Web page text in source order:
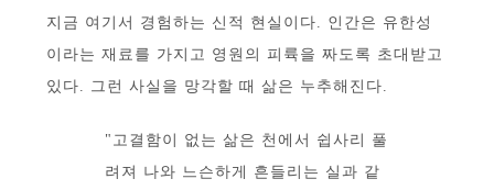
지금 여기서 경험하는 신적 현실이다. 인간은 유한성
이라는 재료를 가지고 영원의 피륙을 짜도록 초대받고
있다. 그런 사실을 망각할 때 삶은 누추해진다.
"고결함이 없는 삶은 천에서 쉽사리 풀
려져 나와 느슨하게 흔들리는 실과 같